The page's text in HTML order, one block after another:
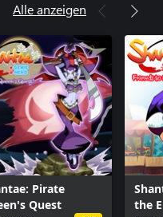
Alle anzeigen
Pirate
Quest
the